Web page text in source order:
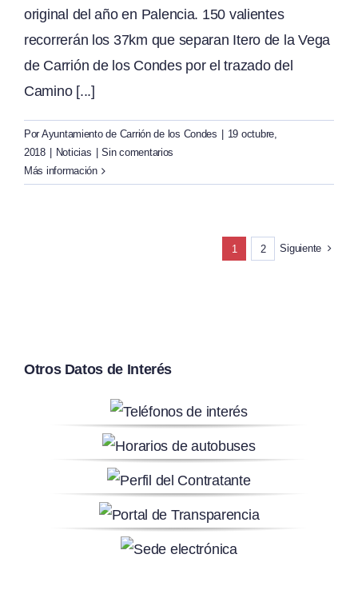
original del año en Palencia. 150 valientes
recorrerán los 37km que separan Itero de la Vega
de Carrión de los Condes por el trazado del
Camino [...]
Por Ayuntamiento de Carrión de los Condes
19 octubre,
2018
Noticias
Sin comentarios
Más información
1 2 Siguiente
Otros Datos de Interés